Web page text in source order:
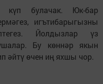
күп булачак. Юк-бар
игътибарыгызны
Йолдызлар үз
Бу көннәр якын
әйтү өчен иң яхшы чор.